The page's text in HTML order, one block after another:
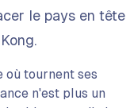
le pays en tête
où tournent ses
n'est plus un